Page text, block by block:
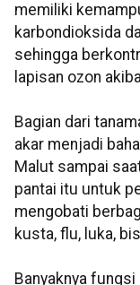
memiliki
karbondioksida
sehingga
lapisan ozon
Bagian dari
akar menjadi
Malut sampai
pantai itu untuk
mengobati
kusta, flu, luka,
Banyaknya